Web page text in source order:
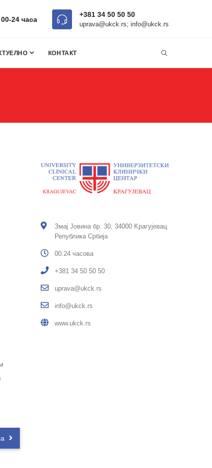
00-24 часa
+381 34 50 50 50
uprava@ukck.rs; info@ukck.rs
КОНТАКТ
Змај Јовина бр. 30, 34000 Kрагујевац
Република Србија
00:24 часова
+381 34 50 50 50
uprava@ukck.rs
info@ukck.rs
www.ukck.rs